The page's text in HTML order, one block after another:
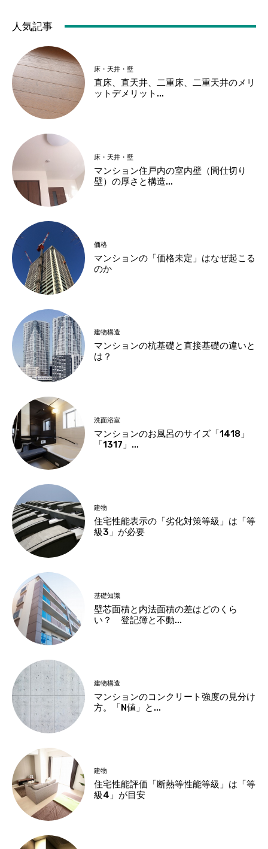
人気記事
床・天井・壁
直床、直天井、二重床、二重天井のメリ
ットデメリット...
床・天井・壁
マンション住戸内の室内壁（間仕切り
壁）の厚さと構造...
価格
マンションの「価格未定」はなぜ起こる
のか
建物構造
マンションの杭基礎と直接基礎の違いと
は？
洗面浴室
マンションのお風呂のサイズ「1418」
「1317」...
建物
住宅性能表示の「劣化対策等級」は「等
級3」が必要
基礎知識
壁芯面積と内法面積の差はどのくら
い？ 登記簿と不動...
建物構造
マンションのコンクリート強度の見分け
方。「N値」と...
建物
住宅性能評価「断熱等性能等級」は「等
級4」が目安